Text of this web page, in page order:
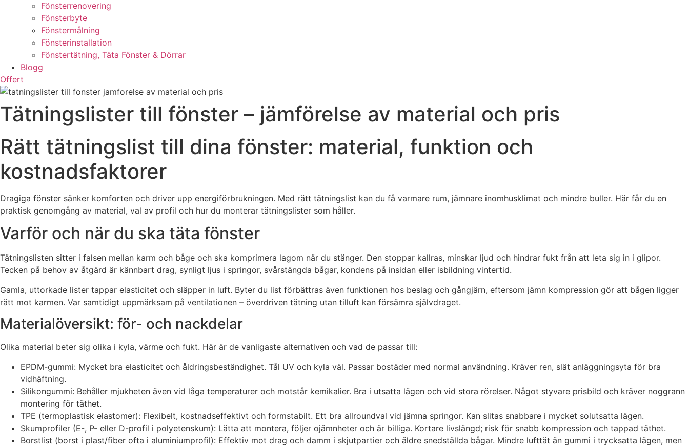
Fönsterrenovering
Fönsterbyte
Fönstermålning
Fönsterinstallation
Fönstertätning, Täta Fönster & Dörrar
Blogg
Offert
Tätningslister till fönster – jämförelse av material och pris
Rätt tätningslist till dina fönster: material, funktion och
kostnadsfaktorer
Dragiga fönster sänker komforten och driver upp energiförbrukningen. Med rätt tätningslist kan du få varmare rum, jämnare inomhusklimat och mindre buller. Här får du en
praktisk genomgång av material, val av profil och hur du monterar tätningslister som håller.
Varför och när du ska täta fönster
Tätningslisten sitter i falsen mellan karm och båge och ska komprimera lagom när du stänger. Den stoppar kallras, minskar ljud och hindrar fukt från att leta sig in i glipor.
Tecken på behov av åtgärd är kännbart drag, synligt ljus i springor, svårstängda bågar, kondens på insidan eller isbildning vintertid.
Gamla, uttorkade lister tappar elasticitet och släpper in luft. Byter du list förbättras även funktionen hos beslag och gångjärn, eftersom jämn kompression gör att bågen ligger
rätt mot karmen. Var samtidigt uppmärksam på ventilationen – överdriven tätning utan tilluft kan försämra självdraget.
Materialöversikt: för- och nackdelar
Olika material beter sig olika i kyla, värme och fukt. Här är de vanligaste alternativen och vad de passar till:
EPDM-gummi: Mycket bra elasticitet och åldringsbeständighet. Tål UV och kyla väl. Passar bostäder med normal användning. Kräver ren, slät anläggningsyta för bra
vidhäftning.
Silikongummi: Behåller mjukheten även vid låga temperaturer och motstår kemikalier. Bra i utsatta lägen och vid stora rörelser. Något styvare prisbild och kräver noggrann
montering för täthet.
TPE (termoplastisk elastomer): Flexibelt, kostnadseffektivt och formstabilt. Ett bra allroundval vid jämna springor. Kan slitas snabbare i mycket solutsatta lägen.
Skumprofiler (E-, P- eller D-profil i polyetenskum): Lätta att montera, följer ojämnheter och är billiga. Kortare livslängd; risk för snabb kompression och tappad täthet.
Borstlist (borst i plast/fiber ofta i aluminiumprofil): Effektiv mot drag och damm i skjutpartier och äldre snedställda bågar. Mindre lufttät än gummi i trycksatta lägen, men